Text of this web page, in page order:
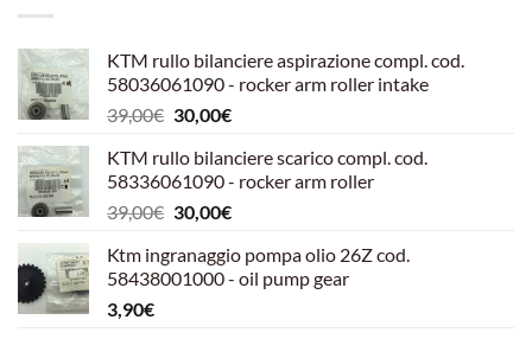
KTM rullo bilanciere aspirazione compl. cod.
58036061090 - rocker arm roller intake
39,00€ Il
originale
era:
39,00€.
30,00€Il
attuale
è:
30,00€.
KTM rullo bilanciere scarico compl. cod.
58336061090 - rocker arm roller
39,00€ Il
originale
era:
30,00€Il
attuale
è:
Ktm ingranaggio pompa olio 26Z cod.
58438001000 - oil pump gear
3,90€